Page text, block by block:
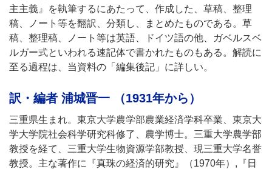
主主義』を執筆するにあたって、作成した、草稿、整理
稿、ノート等を翻訳、分類し、まとめたものである。草
稿、整理稿、ノート等は英語、ドイツ語の他、ガベルスベ
ルガー式といわれる速記体で書かれたものもある。解読に
至る過程は、当資料の「編集後記」に詳しい。
訳・編者 浦城晋一 （1931年から）
三重県生まれ。東京大学農学部農業経済学科卒業、東京大
学大学院社会科学研究科修了、農学博士。三重大学農学部
教授を経て、三重大学生物資源学部教授、現三重大学名誉
教授。主な著作に『真珠の経済的研究』（1970年）,『日